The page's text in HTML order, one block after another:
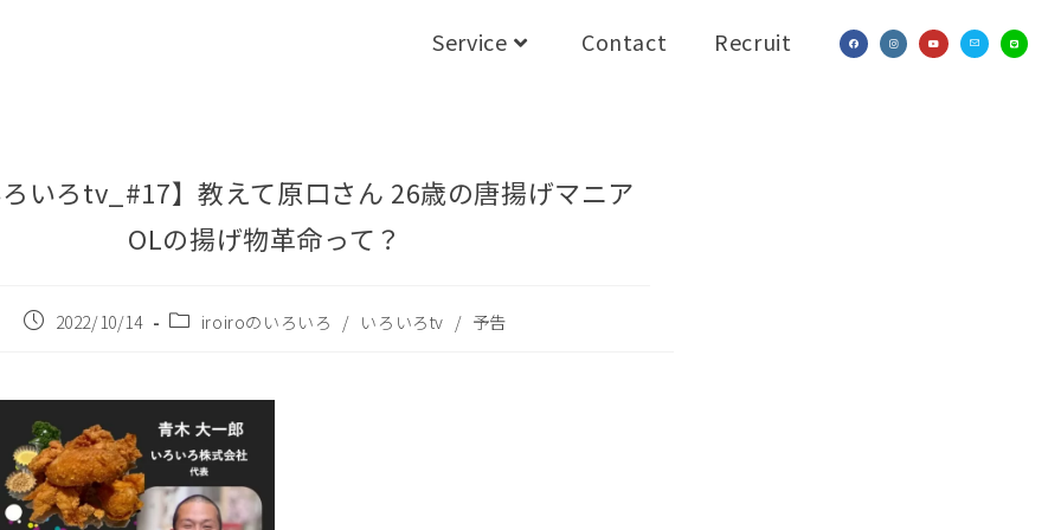
Service Contact Recruit
いろtv_#17】教えて原口さん 26歳の唐揚げマニア
OLの揚げ物革命って？
2022/10/14 iroiroのいろいろ / いろいろtv / 予告